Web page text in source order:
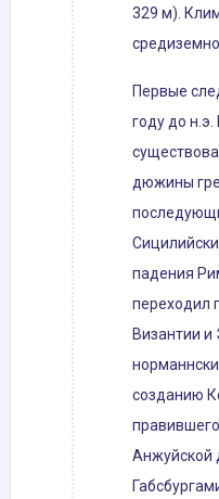
329 м).
Первые
году до н.э.
дюжины
падения
переходил
Византии
созданию
Анжуйской